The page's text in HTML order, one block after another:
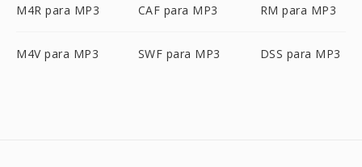
M4R para MP3 CAF para MP3 RM para MP3
M4V para MP3 SWF para MP3 DSS para MP3